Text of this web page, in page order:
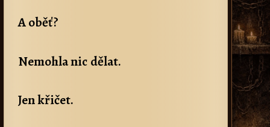
A oběť?
Nemohla nic dělat.
Jen křičet.